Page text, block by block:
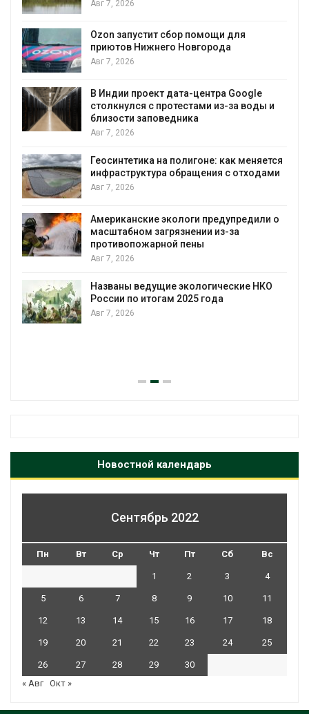
сбор помощи для
Новгорода
дата-центра Google
протестами из-за воды и
на полигоне: как меняется
обращения с отходами
экологи предупредили о
из-за
пены
экологические НКО
2025 года
Авг 7, 2026
Солнечные
воду
Авг 7, 2026
Авг 7, 2026
уборку
Авг 7, 2026
воды
Авг 6, 2026
Новостной календарь
Сентябрь 2022
Пн Вт Ср Чт Пт Сб Вс
1 2 3 4
5 6 7 8 9 10 11
12 13 14 15 16 17 18
19 20 21 22 23 24 25
26 27 28 29
30
« Авг Окт »